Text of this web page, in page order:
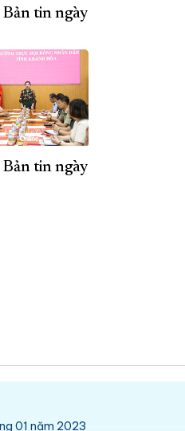
Bản tin ngày
Bản tin ngày
01 năm 2023